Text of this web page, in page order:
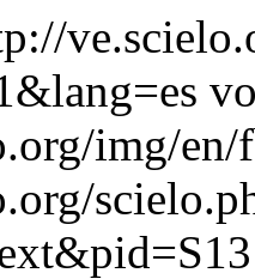
img/